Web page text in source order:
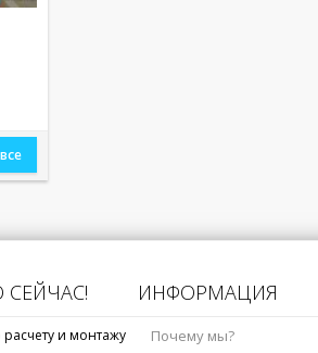
расчету и монтажу
ИНФОРМАЦИЯ
Почему мы?